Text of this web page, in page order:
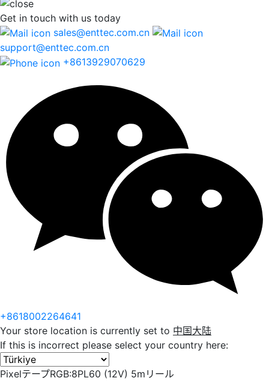
Get in touch with us today
sales@enttec.com.cn
support@enttec.com.cn
+8613929070629
+8618002264641
Your store location is currently set to 中国大陆
If this is incorrect please select your country here:
PixelテープRGB:8PL60 (12V) 5mリール